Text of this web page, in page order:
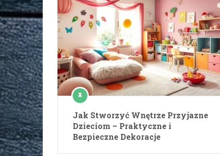
Jak Stworzyć Wnętrze Przyjazne
Dzieciom – Praktyczne i
Bezpieczne Dekoracje